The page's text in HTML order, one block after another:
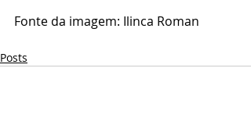
Fonte da imagem: Ilinca Roman
Posts